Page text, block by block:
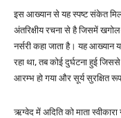
इस आख्यान से यह स्पष्ट संकेत
अंतरिक्षीय रचना से है जिसमें
नर्सरी कहा जाता है। यह आख्यान
रहा था, तब कोई दुर्घटना हुई
आरम्भ हो गया और सूर्य सुरक्षित
ऋग्वेद में अदिति को माता